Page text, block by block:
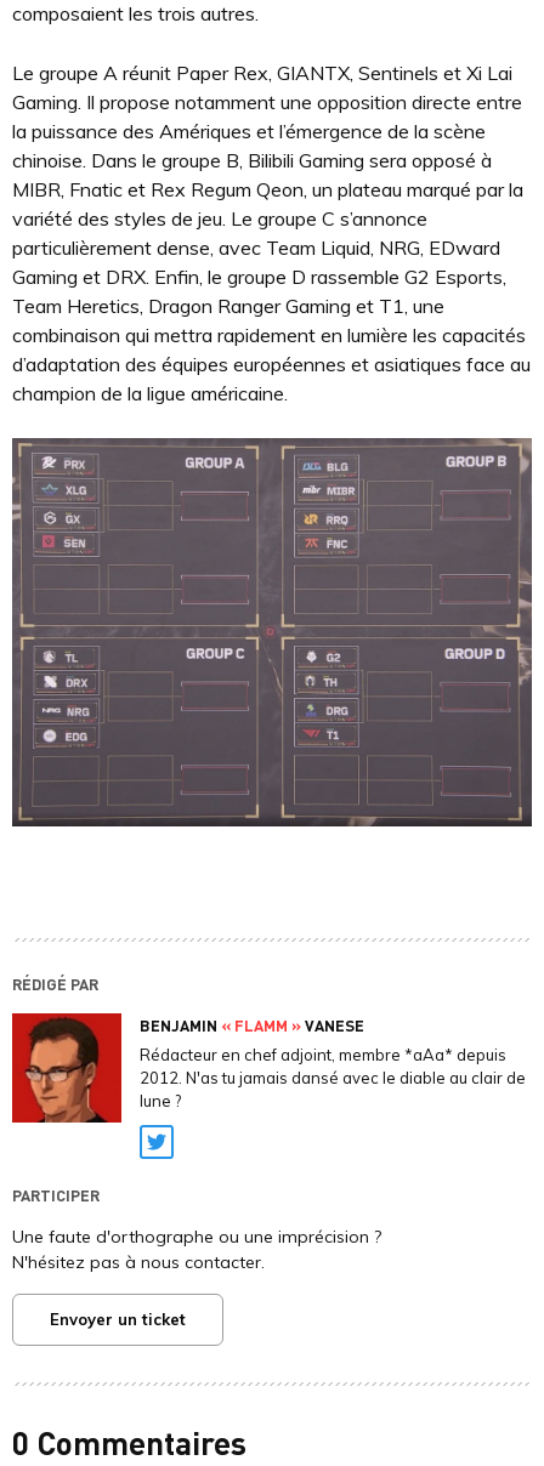
composaient les trois autres.
Le groupe A réunit Paper Rex, GIANTX, Sentinels et Xi Lai
Gaming. Il propose notamment une opposition directe entre
la puissance des Amériques et l’émergence de la scène
chinoise. Dans le groupe B, Bilibili Gaming sera opposé à
MIBR, Fnatic et Rex Regum Qeon, un plateau marqué par la
variété des styles de jeu. Le groupe C s’annonce
particulièrement dense, avec Team Liquid, NRG, EDward
Gaming et DRX. Enfin, le groupe D rassemble G2 Esports,
Team Heretics, Dragon Ranger Gaming et T1, une
combinaison qui mettra rapidement en lumière les capacités
d’adaptation des équipes européennes et asiatiques face au
champion de la ligue américaine.
RÉDIGÉ PAR
BENJAMIN « FLAMM »VANESE
Rédacteur en chef adjoint, membre *aAa* depuis
2012. N'as tu jamais dansé avec le diable au clair de
lune ?
Twitter
PARTICIPER
Une faute d'orthographe ou une imprécision ?
N'hésitez pas à nous contacter.
Envoyer un ticket
0 Commentaires